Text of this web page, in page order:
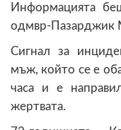
Информацията
одмвр-Пазарджик
Сигнал за
мъж, който се е
часа и е
жертвата.